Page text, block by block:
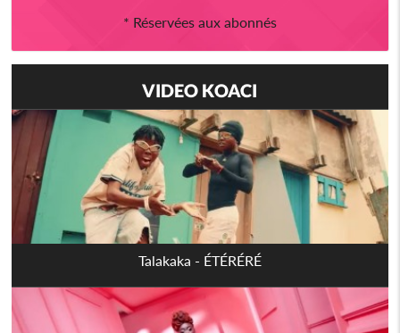
* Réservées aux abonnés
VIDEO KOACI
Talakaka - ÉTÉRÉRÉ